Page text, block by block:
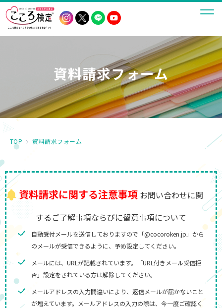
資料請求フォーム
TOP 資料請求フォーム
資料請求に関する注意事項 お問い合わせに関
するご了解事項ならびに留意事項について
自動受付メールを送信しておりますので「@cocoroken.jp」から
のメールが受信できるように、予め設定してください。
メールには、URLが記載されています。「URL付きメール受信拒
否」設定をされている方は解除してください。
メールアドレスの入力間違いにより、返信メールが届かないこと
が増えています。メールアドレスの入力の際は、今一度ご確認く